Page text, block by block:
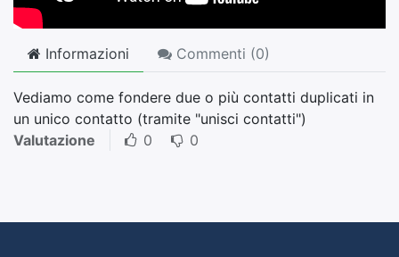
Informazioni Commenti (0)
Vediamo come fondere due o più contatti duplicati in
un unico contatto (tramite "unisci contatti")
Valutazione
0 0